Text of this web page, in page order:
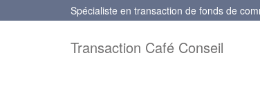
Spécialiste en transaction de fonds de
Transaction Café Conseil